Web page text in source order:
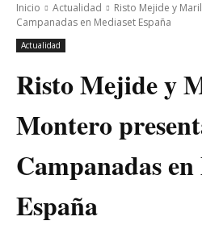
Inicio Actualidad
Risto Mejide y
Campanadas en Mediaset España
Actualidad
Risto Mejide y
Montero
Campanadas
España